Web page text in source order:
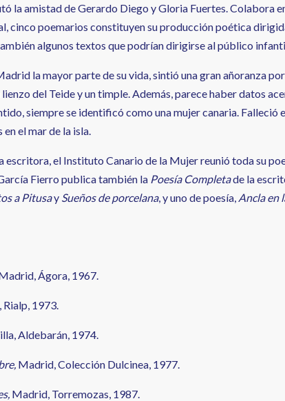
la amistad de Gerardo Diego y Gloria Fuertes. Colabora
cinco poemarios constituyen su producción poética
algunos textos que podrían dirigirse al público
la mayor parte de su vida, sintió una gran añoranza por
del Teide y un timple. Además, parece haber datos
siempre se identificó como una mujer canaria. Falleció
el mar de la isla.
escritora, el Instituto Canario de la Mujer reunió toda su
Fierro publica también la Poesía Completade la
a Pitusay Sueños de porcelana, y uno de poesía, Ancla en
Ágora, 1967.
1973.
Aldebarán, 1974.
Madrid, Colección Dulcinea, 1977.
Madrid, Torremozas, 1987.